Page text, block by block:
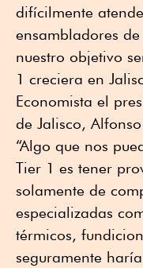
difícilmente
ensambladores
nuestro objetivo
1 creciera en
Economista el
de Jalisco,
“Algo que nos
Tier 1 es tener
solamente de
especializadas
térmicos,
seguramente